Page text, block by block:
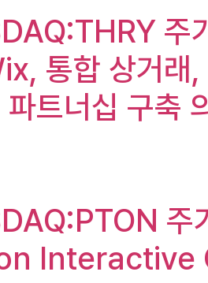
통합 상거래,
트너십 구축
Interactive